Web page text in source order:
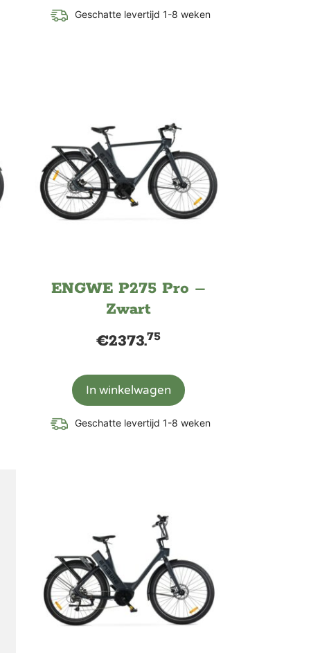
Geschatte levertijd 1-8 weken
ENGWE P275 Pro –
Zwart
€2373.75
In winkelwagen
Geschatte levertijd 1-8 weken